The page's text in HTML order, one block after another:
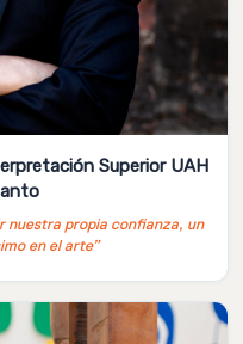
Superior UAH
nuestra propia confianza, un
en el arte”